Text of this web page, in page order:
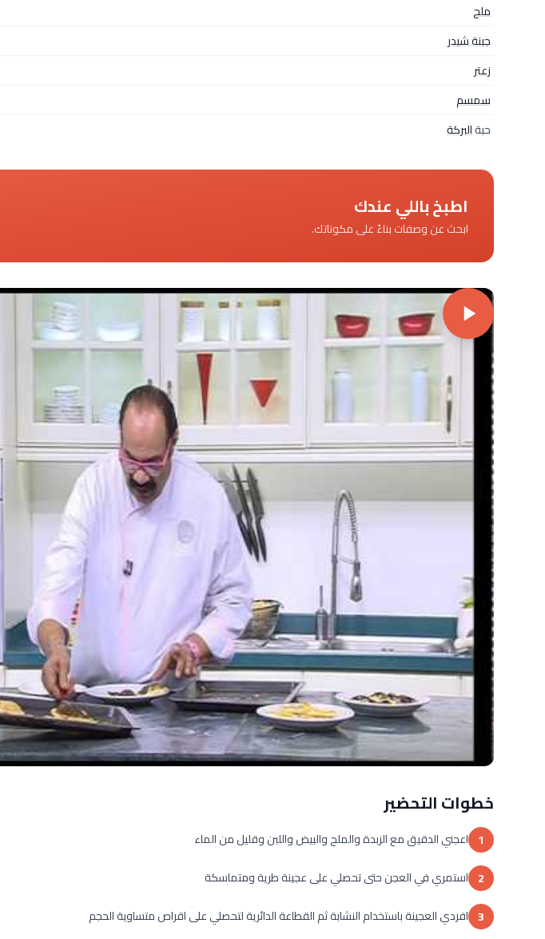
ملح
جبنة شيدر
زعتر
سمسم
حبةالبركة
اطبخ باللي عندك
ابحث عن وصفات بناءً على مكوناتك.
خطوات التحضير
1 اعجني الدقيق مع الزبدة والملح والبيض واللبن وقليل من الماء
2 استمري في العجن حتى تحصلي على عجينة طرية ومتماسكة
3 افردي العجينة باستخدام النشابة ثم القطاعة الدائرية لتحصلي على اقراص متساوية الحجم